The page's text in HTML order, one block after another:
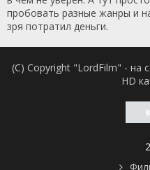
пробовать разные жанры и
зря потратил деньги.
(C) Copyright "LordFilm" - на
HD